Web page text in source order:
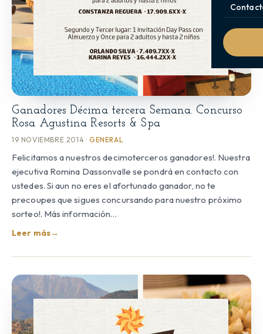
Ganadores Décima tercera Semana. Concurso
Rosa Agustina Resorts & Spa
19 NOVIEMBRE 2014 · GENERAL
Felicitamos a nuestros decimoterceros ganadores!. Nuestra
ejecutiva Romina Dassonvalle se pondrá en contacto con
ustedes. Si aun no eres el afortunado ganador, no te
precoupes que sigues concursando para nuestro próximo
sorteo!. Más información…
Leer más→